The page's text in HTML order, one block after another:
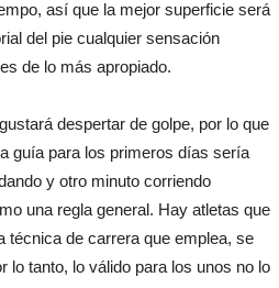
así que la mejor superficie será
del pie cualquier sensación
de lo más apropiado.
despertar de golpe, por lo que
guía para los primeros días sería
y otro minuto corriendo
una regla general. Hay atletas que
técnica de carrera que emplea, se
lo tanto, lo válido para los unos no lo